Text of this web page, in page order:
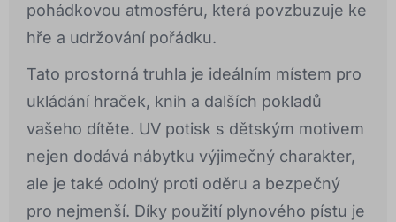
pohádkovou atmosféru, která povzbuzuje ke
hře a udržování pořádku.
Tato prostorná truhla je ideálním místem pro
ukládání hraček, knih a dalších pokladů
vašeho dítěte. UV potisk s dětským motivem
nejen dodává nábytku výjimečný charakter,
ale je také odolný proti oděru a bezpečný
pro nejmenší. Díky použití plynového pístu je